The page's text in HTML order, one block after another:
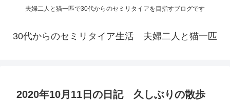
夫婦二人と猫一匹で30代からのセミリタイアを目指すブログです
30代からのセミリタイア生活 夫婦二人と猫一匹
2020年10月11日の日記 久しぶりの散歩